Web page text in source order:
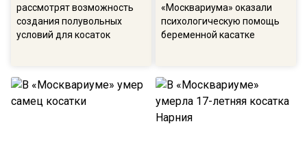
рассмотрят возможность
создания полувольных
условий для косаток
«Москвариума» оказали
психологическую помощь
беременной касатке